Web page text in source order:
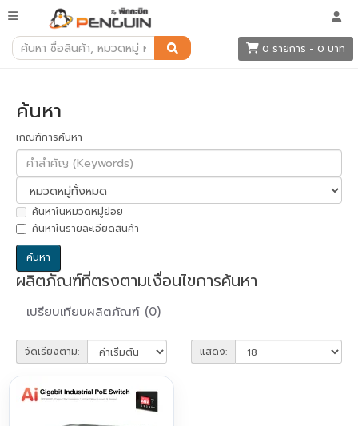
0 รายการ - 0 บาท
ค้นหา
ค้นหา
เกณฑ์การค้นหา
ค้นหาในหมวดหมู่ย่อย
ค้นหาในรายละเอียดสินค้า
ผลิตภัณฑ์ที่ตรงตามเงื่อนไขการค้นหา
เปรียบเทียบผลิตภัณฑ์ (0)
จัดเรียงตาม: แสดง: